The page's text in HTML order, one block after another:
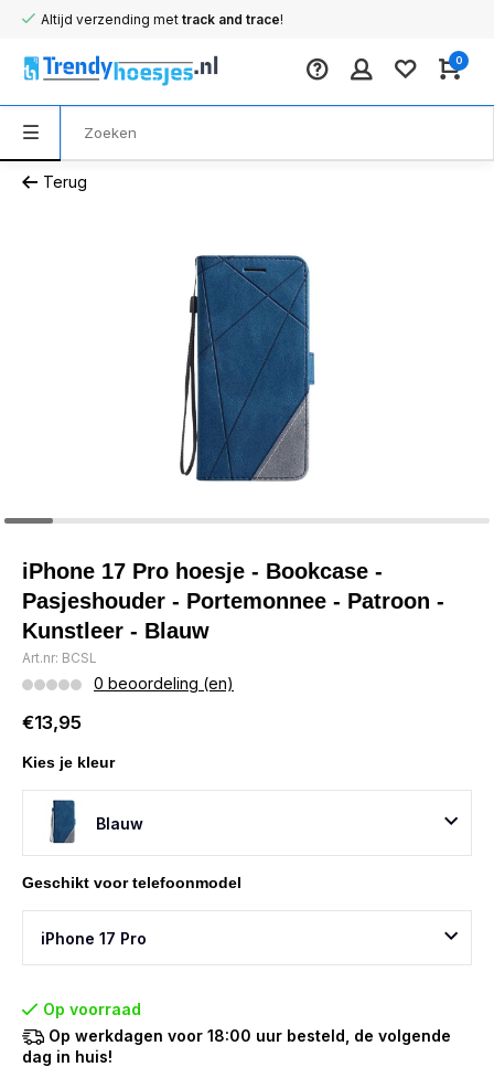
Altijd verzending met track and trace!
0
Terug
iPhone 17 Pro hoesje - Bookcase -
Pasjeshouder - Portemonnee - Patroon -
Kunstleer - Blauw
Art.nr: BCSL
0 beoordeling (en)
€13,95
Kies je kleur
Blauw
Geschikt voor telefoonmodel
iPhone 17 Pro
Op voorraad
Op werkdagen voor 18:00 uur besteld, de volgende
dag in huis!